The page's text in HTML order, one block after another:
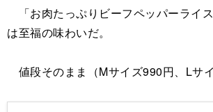
「お肉たっぷりビーフペッパーライ
は至福の味わいだ。
値段そのまま（Mサイズ990円、Lサ